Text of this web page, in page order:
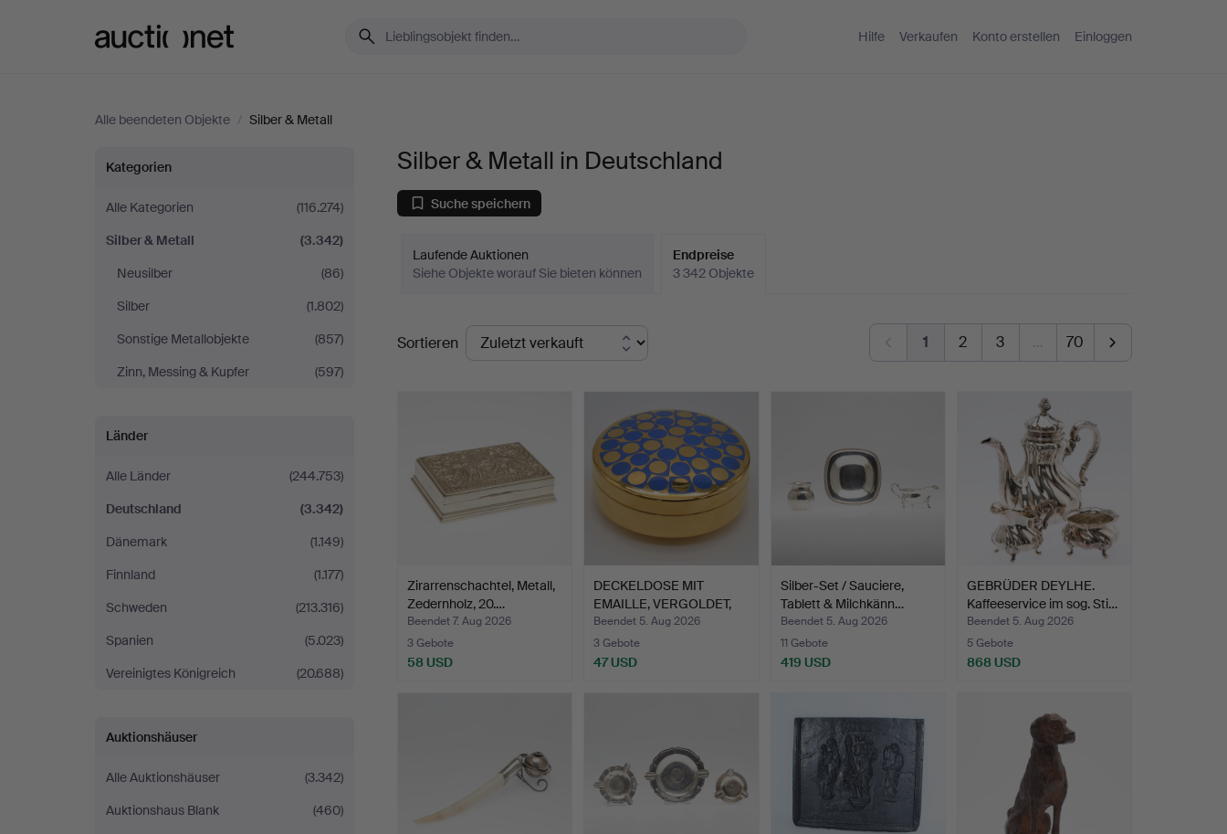
Hilfe Verkaufen Konto erstellen Einloggen
Alle beendeten Objekte / Silber & Metall
Silber
&
Metall
in
Deutschland
Kategorien
Alle Kategorien
(116.274)
Silber & Metall
(3.342)
Neusilber
(86)
Silber
(1.802)
Sonstige Metallobjekte
(857)
Zinn, Messing & Kupfer
(597)
Länder
Alle Länder
(244.753)
Deutschland
(3.342)
Dänemark
(1.149)
Finnland
(1.177)
Schweden
(213.316)
Spanien
(5.023)
Vereinigtes Königreich
(20.688)
Auktionshäuser
Alle Auktionshäuser
(3.342)
Auktionshaus Blank
(460)
Silber & Metall in Deutschland
Suche speichern
Laufende Auktionen
Siehe Objekte worauf Sie bieten können
Endpreise
3 342 Objekte
Endpreise
Sortieren 1 2 3 … 70
Zirarrenschachtel, Metall,
Zedernholz, 20.…
Beendet 7. Aug 2026
3 Gebote
58 USD
DECKELDOSE MIT
EMAILLE, VERGOLDET,
GEOMETR…
Beendet 5. Aug 2026
3 Gebote
47 USD
Silber-Set / Sauciere,
Tablett & Milchkänn…
Beendet 5. Aug 2026
11 Gebote
419 USD
GEBRÜDER DEYLHE.
Kaffeeservice im sog. Sti…
Beendet 5. Aug 2026
5 Gebote
868 USD